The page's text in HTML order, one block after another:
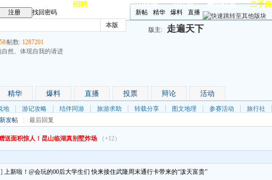
招聘 昆山优选 小红娘 分类信息 二手房
注册
找回密码
本版
新帖 精华 爆料 直播
版主: 走遍天下
帖数: 1287201
然、体现自我的请进
精华 爆料 直播 投票 辩论 活动
地 游记攻略 结伴同游 旅游求助 转载分享 图文地理 参赛活动 旅行社
发帖 最后回复
送面积惊人！昆山临湖真别墅炸场 （+12）
上新啦！@会玩的00后大学生们 快来接住武隆周末通行卡带来的“泼天富贵”